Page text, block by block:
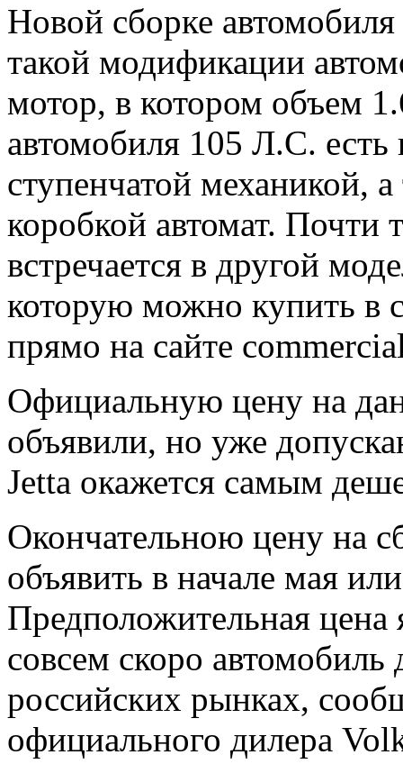
Новой сборке
такой модификации
мотор, в котором объем
автомобиля 105 Л.С.
ступенчатой механикой,
коробкой автомат. Почти
встречается в другой
которую можно купить в
прямо на сайте
Официальную цену на
объявили, но уже
Jetta окажется самым
Окончательною цену на
объявить в начале мая
Предположительная цена
совсем скоро автомобиль
российских рынках,
официального дилера